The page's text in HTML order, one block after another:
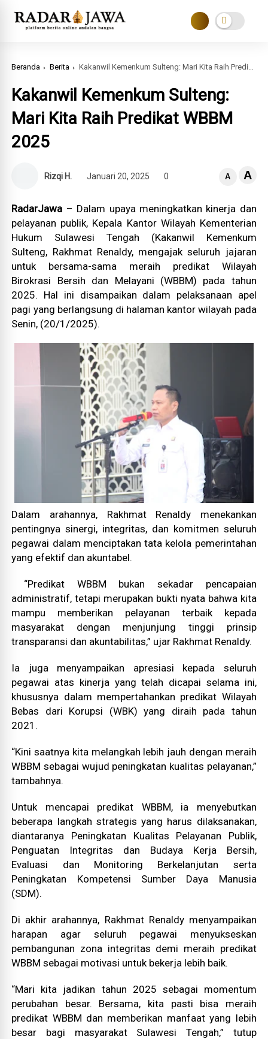
Beranda Berita Kakanwil Kemenkum Sulteng: Mari Kita Raih Predikat WBBM 2025
Kakanwil Kemenkum Sulteng:
Mari Kita Raih Predikat WBBM
2025
Rizqi H. Januari 20, 2025 0 A A
RadarJawa – Dalam upaya meningkatkan kinerja dan
pelayanan publik, Kepala Kantor Wilayah Kementerian
Hukum Sulawesi Tengah (Kakanwil Kemenkum
Sulteng, Rakhmat Renaldy, mengajak seluruh jajaran
untuk bersama-sama meraih predikat Wilayah
Birokrasi Bersih dan Melayani (WBBM) pada tahun
2025. Hal ini disampaikan dalam pelaksanaan apel
pagi yang berlangsung di halaman kantor wilayah pada
Senin, (20/1/2025).
Dalam arahannya, Rakhmat Renaldy menekankan
pentingnya sinergi, integritas, dan komitmen seluruh
pegawai dalam menciptakan tata kelola pemerintahan
yang efektif dan akuntabel.
“Predikat WBBM bukan sekadar pencapaian
administratif, tetapi merupakan bukti nyata bahwa kita
mampu memberikan pelayanan terbaik kepada
masyarakat dengan menjunjung tinggi prinsip
transparansi dan akuntabilitas,” ujar Rakhmat Renaldy.
Ia juga menyampaikan apresiasi kepada seluruh
pegawai atas kinerja yang telah dicapai selama ini,
khususnya dalam mempertahankan predikat Wilayah
Bebas dari Korupsi (WBK) yang diraih pada tahun
2021.
“Kini saatnya kita melangkah lebih jauh dengan meraih
WBBM sebagai wujud peningkatan kualitas pelayanan,”
tambahnya.
Untuk mencapai predikat WBBM, ia menyebutkan
beberapa langkah strategis yang harus dilaksanakan,
diantaranya Peningkatan Kualitas Pelayanan Publik,
Penguatan Integritas dan Budaya Kerja Bersih,
Evaluasi dan Monitoring Berkelanjutan serta
Peningkatan Kompetensi Sumber Daya Manusia
(SDM).
Di akhir arahannya, Rakhmat Renaldy menyampaikan
harapan agar seluruh pegawai menyukseskan
pembangunan zona integritas demi meraih predikat
WBBM sebagai motivasi untuk bekerja lebih baik.
“Mari kita jadikan tahun 2025 sebagai momentum
perubahan besar. Bersama, kita pasti bisa meraih
predikat WBBM dan memberikan manfaat yang lebih
besar bagi masyarakat Sulawesi Tengah,” tutup